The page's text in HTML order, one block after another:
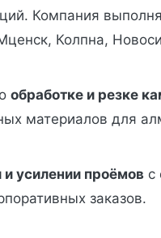
Компания
Колпна,
обработке и резке
материалов для
и усилении проёмов с
заказов.